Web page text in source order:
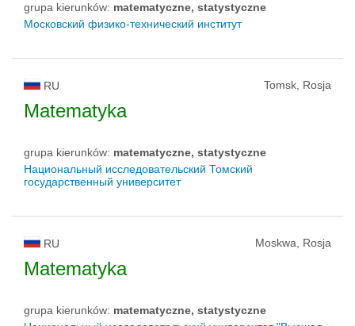
grupa kierunków: matematyczne, statystyczne
Московский физико-технический институт
RU Tomsk, Rosja
Matematyka
grupa kierunków: matematyczne, statystyczne
Национальный исследовательский Томский
государственный университет
RU Moskwa, Rosja
Matematyka
grupa kierunków: matematyczne, statystyczne